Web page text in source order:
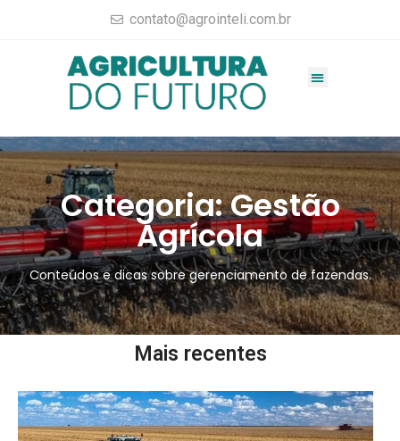
contato@agrointeli.com.br
Categoria: Gestão
Agrícola
Conteúdos e dicas sobre gerenciamento de fazendas.
Mais recentes